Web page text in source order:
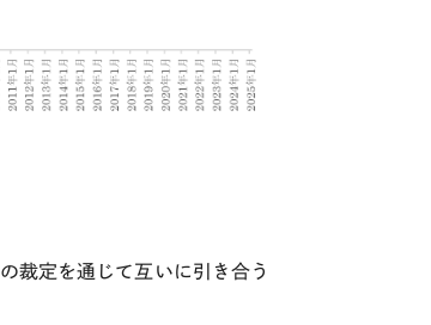
裁定を通じて互いに引き合う